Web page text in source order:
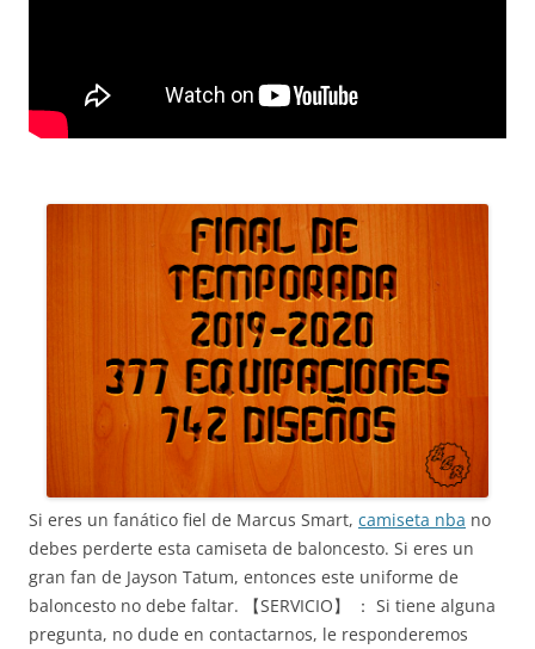
Si eres un fanático fiel de Marcus Smart, camiseta nba no
debes perderte esta camiseta de baloncesto. Si eres un
gran fan de Jayson Tatum, entonces este uniforme de
baloncesto no debe faltar. 【SERVICIO】 ： Si tiene alguna
pregunta, no dude en contactarnos, le responderemos